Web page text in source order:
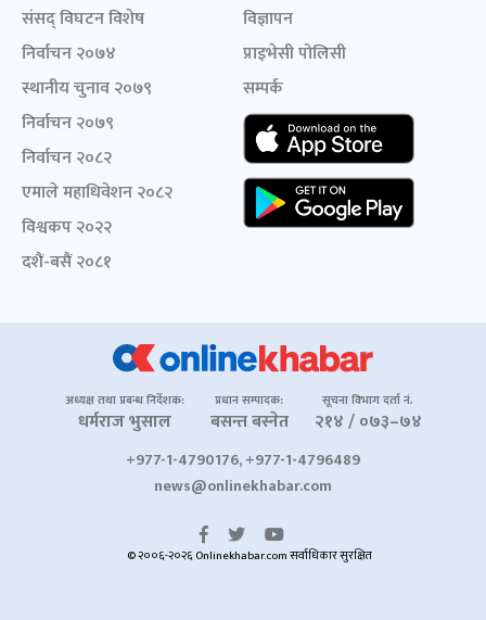
संसद् विघटन विशेष
निर्वाचन २०७४
स्थानीय चुनाव २०७९
निर्वाचन २०७९
निर्वाचन २०८२
एमाले महाधिवेशन २०८२
विश्वकप २०२२
दशैं-बसैं २०८१
विज्ञापन
प्राइभेसी पोलिसी
सम्पर्क
अध्यक्ष तथा प्रबन्ध निर्देशक:
धर्मराज भुसाल
प्रधान सम्पादक:
बसन्त बस्नेत
सूचना विभाग दर्ता नं.
२१४ / ०७३–७४
+977-1-4790176, +977-1-4796489
news@onlinekhabar.com
© २००६-२०२६ Onlinekhabar.com सर्वाधिकार सुरक्षित